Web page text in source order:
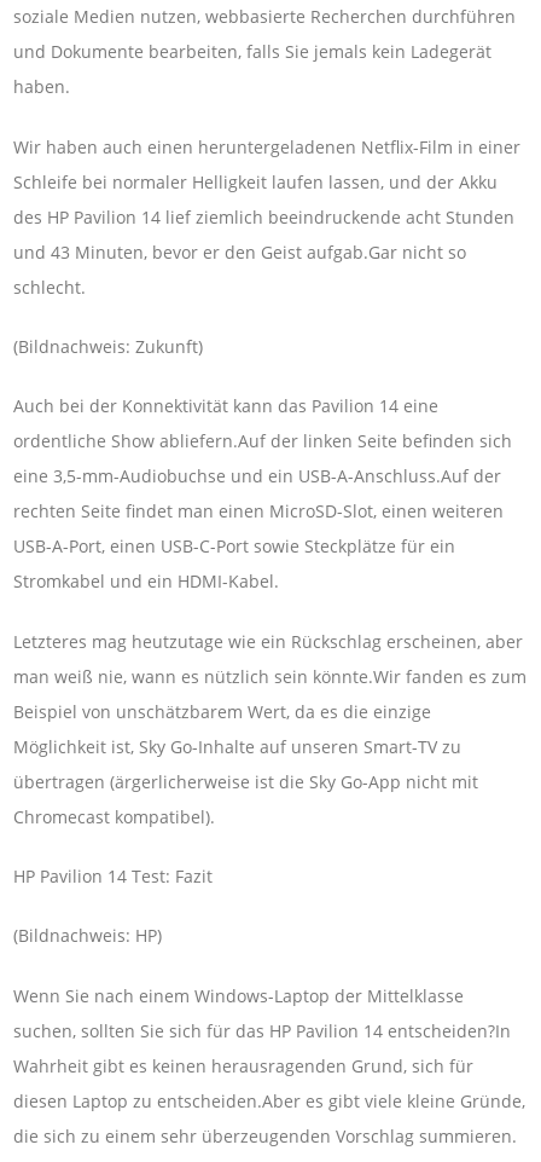
soziale Medien nutzen, webbasierte Recherchen durchführen
und Dokumente bearbeiten, falls Sie jemals kein Ladegerät
haben.
Wir haben auch einen heruntergeladenen Netflix-Film in einer
Schleife bei normaler Helligkeit laufen lassen, und der Akku
des HP Pavilion 14 lief ziemlich beeindruckende acht Stunden
und 43 Minuten, bevor er den Geist aufgab.Gar nicht so
schlecht.
(Bildnachweis: Zukunft)
Auch bei der Konnektivität kann das Pavilion 14 eine
ordentliche Show abliefern.Auf der linken Seite befinden sich
eine 3,5-mm-Audiobuchse und ein USB-A-Anschluss.Auf der
rechten Seite findet man einen MicroSD-Slot, einen weiteren
USB-A-Port, einen USB-C-Port sowie Steckplätze für ein
Stromkabel und ein HDMI-Kabel.
Letzteres mag heutzutage wie ein Rückschlag erscheinen, aber
man weiß nie, wann es nützlich sein könnte.Wir fanden es zum
Beispiel von unschätzbarem Wert, da es die einzige
Möglichkeit ist, Sky Go-Inhalte auf unseren Smart-TV zu
übertragen (ärgerlicherweise ist die Sky Go-App nicht mit
Chromecast kompatibel).
HP Pavilion 14 Test: Fazit
(Bildnachweis: HP)
Wenn Sie nach einem Windows-Laptop der Mittelklasse
suchen, sollten Sie sich für das HP Pavilion 14 entscheiden?In
Wahrheit gibt es keinen herausragenden Grund, sich für
diesen Laptop zu entscheiden.Aber es gibt viele kleine Gründe,
die sich zu einem sehr überzeugenden Vorschlag summieren.